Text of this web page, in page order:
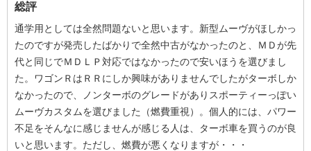
総評
通学用としては全然問題ないと思います。新型ムーヴがほしかっ
たのですが発売したばかりで全然中古がなかったのと、ＭＤが先
代と同じでＭＤＬＰ対応ではなかったので安いほうを選びまし
た。ワゴンＲはＲＲにしか興味がありませんでしたがターボしか
なかったので、ノンターボのグレードがありスポーティーっぽい
ムーヴカスタムを選びました（燃費重視）。個人的には、パワー
不足をそんなに感じませんが感じる人は、ターボ車を買うのが良
いと思います。ただし、燃費が悪くなりますが・・・